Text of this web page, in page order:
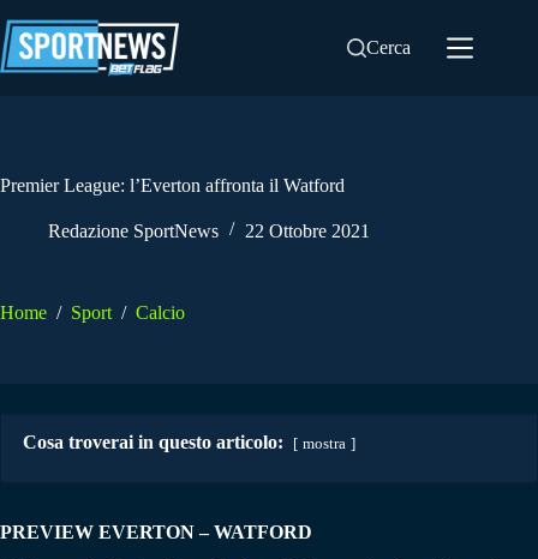
al
contenuto
Cerca
Premier League: l’Everton affronta il Watford
Redazione SportNews 22 Ottobre 2021
Home / Sport / Calcio
Cosa troverai in questo articolo: mostra
PREVIEW EVERTON – WATFORD